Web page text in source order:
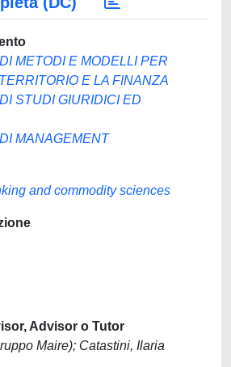
METODI E MODELLI PER
E LA FINANZA
STUDI GIURIDICI ED
MANAGEMENT
and commodity sciences
Advisor o Tutor
Maire); Catastini, Ilaria